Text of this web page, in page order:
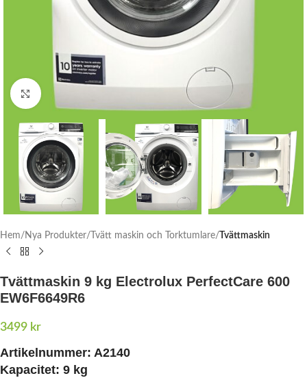
Click to enlarge
Hem Nya Produkter Tvätt maskin och Torktumlare Tvättmaskin
Tvättmaskin 9 kg Electrolux PerfectCare 600
EW6F6649R6
3499 kr
Artikelnummer: A2140
Kapacitet: 9 kg